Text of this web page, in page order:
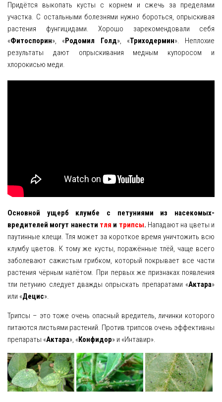
Придётся выкопать кусты с корнем и сжечь за пределами
участка. С остальными болезнями нужно бороться, опрыскивая
растения фунгицидами. Хорошо зарекомендовали себя
«Фитоспорин», « Родомил Голд», «Триходермин». Неплохие
результаты дают опрыскивания медным купоросом и
хлорокисью меди.
Основной ущерб клумбе с петуниями из насекомых-
вредителей могут нанести тля и трипсы. Нападают на цветы и
паутинные клещи. Тля может за короткое время уничтожить всю
клумбу цветов. К тому же кусты, поражённые тлёй, чаще всего
заболевают сажистым грибком, который покрывает все части
растения чёрным налётом. При первых же признаках появления
тли петунию следует дважды опрыскать препаратами «Актара»
или «Децис».
Трипсы – это тоже очень опасный вредитель, личинки которого
питаются листьями растений. Против трипсов очень эффективны
препараты «Актара», « Конфидор» и «Интавир».